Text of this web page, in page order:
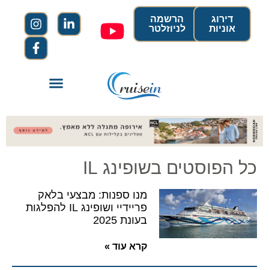
הרשמה
לניוזלטר
דירוג
אוניות
כל הפוסטים בשופינג IL
מנו ספנות: מבצעי בלאק
פריידיי ושופינג IL להפלגות
בעונת 2025
קרא עוד »